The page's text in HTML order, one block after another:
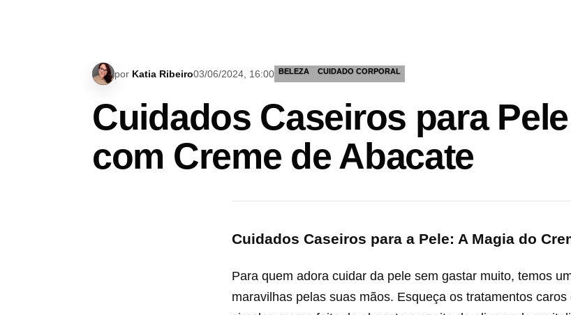
por Katia Ribeiro03/06/2024, 16:00 BELEZA CUIDADO CORPORAL
Cuidados Caseiros para
com Creme de Abacate
Cuidados Caseiros para a Pele: A Magia do
Para quem adora cuidar da pele sem gastar muito, temos
maravilhas pelas suas mãos. Esqueça os tratamentos